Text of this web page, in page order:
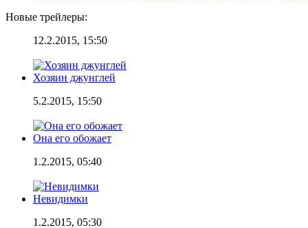
Новые трейлеры:
12.2.2015, 15:50
Хозяин джунглей
5.2.2015, 15:50
Она его обожает
1.2.2015, 05:40
Невидимки
1.2.2015, 05:30